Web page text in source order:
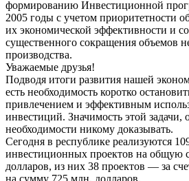
формированию Инвестиционной
2005 годы с учетом приоритетности
их экономической эффективности и
существенного сокращения объемов
производства.
Уважаемые друзья!
Подводя итоги развития нашей
есть необходимость коротко
привлечением и эффективным
инвестиций. Значимость этой задачи,
необходимости никому доказывать.
Сегодня в республике реализуются
инвестиционных проектов на общую
долларов, из них 38 проектов — за
на сумму 725 млн. долларов.